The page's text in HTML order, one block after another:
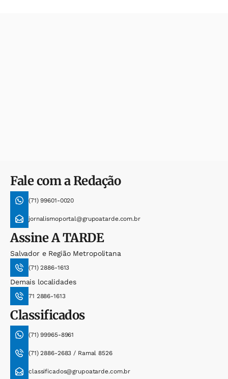
Fale com a Redação
(71) 99601-0020
jornalismoportal@grupoatarde.com.br
AssineA TARDE
Salvador e Região Metropolitana
(71) 2886-1613
Demais localidades
71 2886-1613
Classificados
(71) 99965-8961
(71) 2886-2683 / Ramal 8526
classificados@grupoatarde.com.br